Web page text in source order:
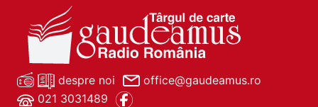
despre noi
office@gaudeamus.ro
021 3031489